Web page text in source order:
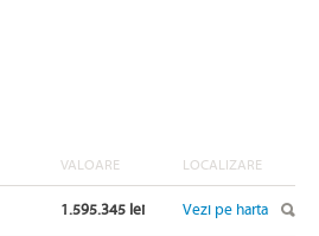
VALOARE LOCALIZARE
1.595.345 lei Vezi pe harta